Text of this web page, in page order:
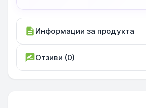
description Информации за продукта
rate_reviewОтзиви (0)